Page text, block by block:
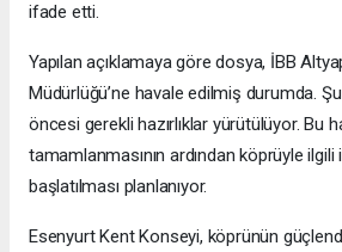
ifade etti.
Yapılan açıklamaya göre dosya, İBB
Müdürlüğü’ne havale edilmiş durumda.
öncesi gerekli hazırlıklar yürütülüyor. Bu
tamamlanmasının ardından köprüyle
başlatılması planlanıyor.
Esenyurt Kent Konseyi, köprünün